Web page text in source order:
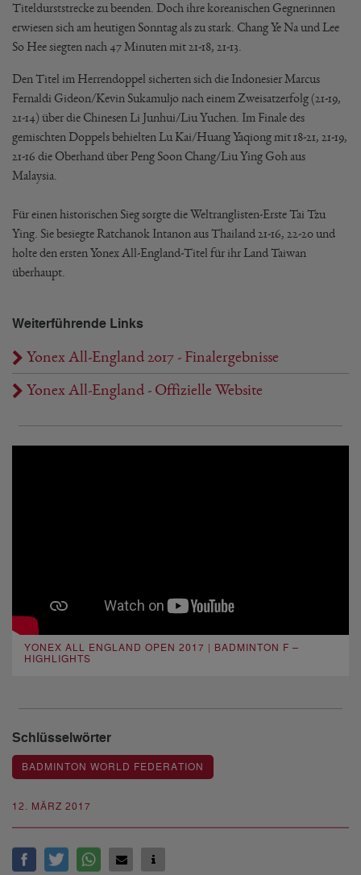
12. MÄRZ 2017
Titeldurststrecke zu beenden. Doch ihre koreanischen Gegnerinnen
erwiesen sich am heutigen Sonntag als zu stark. Chang Ye Na und Lee
So Hee siegten nach 47 Minuten mit 21-18, 21-13.
Den Titel im Herrendoppel sicherten sich die Indonesier Marcus
Fernaldi Gideon/Kevin Sukamuljo nach einem Zweisatzerfolg (21-19,
21-14) über die Chinesen Li Junhui/Liu Yuchen. Im Finale des
gemischten Doppels behielten Lu Kai/Huang Yaqiong mit 18-21, 21-19,
21-16 die Oberhand über Peng Soon Chang/Liu Ying Goh aus
Malaysia.
Für einen historischen Sieg sorgte die Weltranglisten-Erste Tai Tzu
Ying. Sie besiegte Ratchanok Intanon aus Thailand 21-16, 22-20 und
holte den ersten Yonex All-England-Titel für ihr Land Taiwan
überhaupt.
Weiterführende Links
Yonex All-England 2017 - Finalergebnisse
Yonex All-England - Offizielle Website
YONEX ALL ENGLAND OPEN 2017 | BADMINTON F –
HIGHLIGHTS
Schlüsselwörter
BADMINTON WORLD FEDERATION